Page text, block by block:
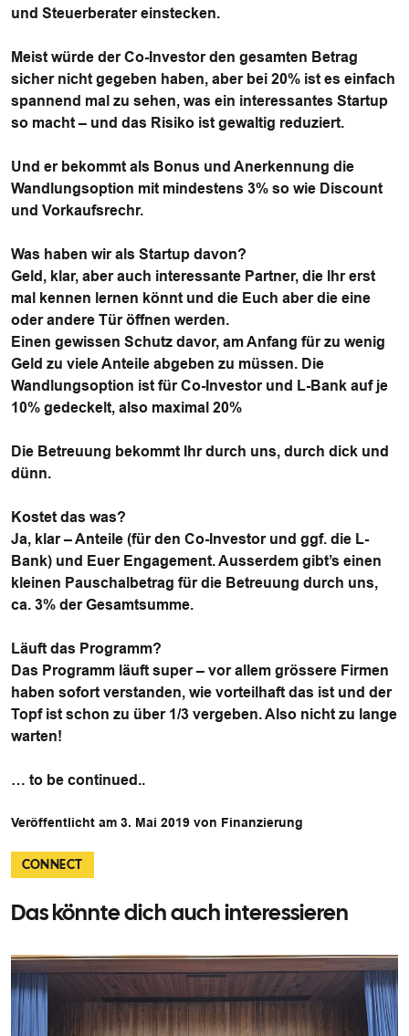
und Steuerberater einstecken.
Meist würde der Co-Investor den gesamten Betrag
sicher nicht gegeben haben, aber bei 20% ist es einfach
spannend mal zu sehen, was ein interessantes Startup
so macht – und das Risiko ist gewaltig reduziert.
Und er bekommt als Bonus und Anerkennung die
Wandlungsoption mit mindestens 3% so wie Discount
und Vorkaufsrechr.
Was haben wir als Startup davon?
Geld, klar, aber auch interessante Partner, die Ihr erst
mal kennen lernen könnt und die Euch aber die eine
oder andere Tür öffnen werden.
Einen gewissen Schutz davor, am Anfang für zu wenig
Geld zu viele Anteile abgeben zu müssen. Die
Wandlungsoption ist für Co-Investor und L-Bank auf je
10% gedeckelt, also maximal 20%
Die Betreuung bekommt Ihr durch uns, durch dick und
dünn.
Kostet das was?
Ja, klar – Anteile (für den Co-Investor und ggf. die L-
Bank) und Euer Engagement. Ausserdem gibt’s einen
kleinen Pauschalbetrag für die Betreuung durch uns,
ca. 3% der Gesamtsumme.
Läuft das Programm?
Das Programm läuft super – vor allem grössere Firmen
haben sofort verstanden, wie vorteilhaft das ist und der
Topf ist schon zu über 1/3 vergeben. Also nicht zu lange
warten!
… to be continued..
Veröffentlicht am 3. Mai 2019 von Finanzierung
CONNECT
Das könnte dich auch interessieren